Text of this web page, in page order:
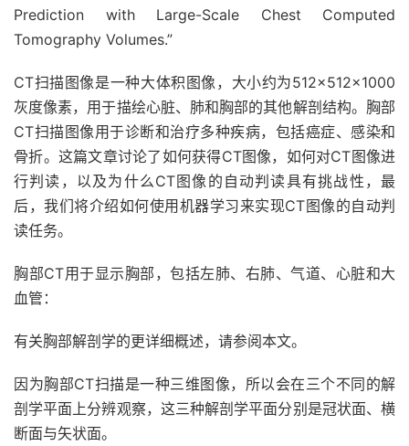
Prediction with Large-Scale Chest Computed
Tomography Volumes.”
CT扫描图像是一种大体积图像，大小约为512×512×1000
灰度像素，用于描绘心脏、肺和胸部的其他解剖结构。胸部
CT扫描图像用于诊断和治疗多种疾病，包括癌症、感染和
骨折。这篇文章讨论了如何获得CT图像，如何对CT图像进
行判读，以及为什么CT图像的自动判读具有挑战性，最
后，我们将介绍如何使用机器学习来实现CT图像的自动判
读任务。
胸部CT用于显示胸部，包括左肺、右肺、气道、心脏和大
血管：
有关胸部解剖学的更详细概述，请参阅本文。
因为胸部CT扫描是一种三维图像，所以会在三个不同的解
剖学平面上分辨观察，这三种解剖学平面分别是冠状面、横
断面与矢状面。